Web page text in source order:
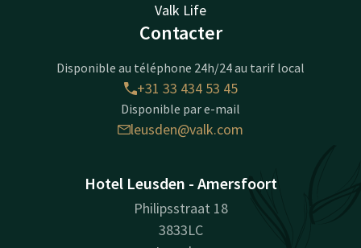
Valk Life
Contacter
Disponible au téléphone 24h/24 au tarif local
+31 33 434 53 45
Disponible par e-mail
leusden@valk.com
Hotel Leusden - Amersfoort
Philipsstraat 18
3833LC